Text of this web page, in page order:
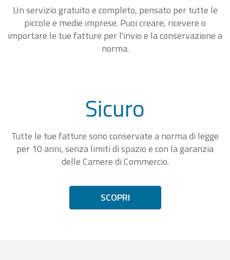
Un servizio gratuito e completo, pensato per tutte le
piccole e medie imprese. Puoi creare, ricevere o
importare le tue fatture per l'invio e la conservazione a
norma.
Sicuro
Tutte le tue fatture sono conservate a norma di legge
per 10 anni, senza limiti di spazio e con la garanzia
delle Camere di Commercio.
SCOPRI